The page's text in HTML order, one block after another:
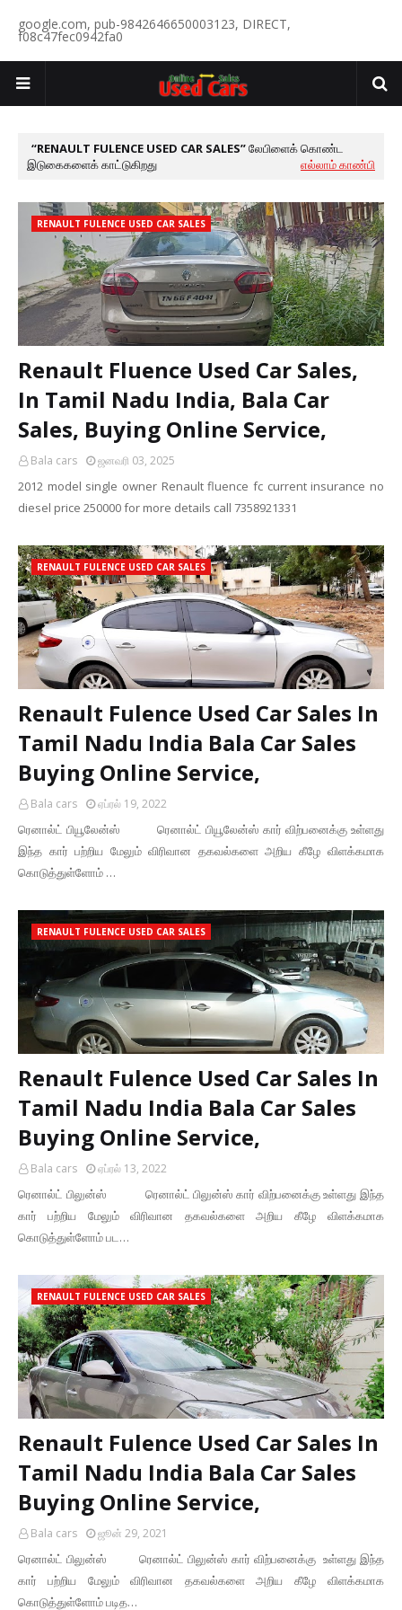
google.com, pub-9842646650003123, DIRECT,
f08c47fec0942fa0
RENAULT FULENCE USED CAR SALES லேபிளைக் கொண்ட
இடுகைகளைக் காட்டுகிறது
எல்லாம் காண்பி
RENAULT FULENCE USED CAR SALES
Renault Fluence Used Car Sales,
In Tamil Nadu India, Bala Car
Sales, Buying Online Service,
Bala cars ஜனவரி 03, 2025
2012 model single owner Renault fluence fc current insurance no
diesel price 250000 for more details call 7358921331
RENAULT FULENCE USED CAR SALES
Renault Fulence Used Car Sales In
Tamil Nadu India Bala Car Sales
Buying Online Service,
Bala cars ஏப்ரல் 19, 2022
ரெனால்ட் பியூலேன்ஸ் ரெனால்ட் பியூலேன்ஸ் கார் விற்பனைக்கு உள்ளது
இந்த கார் பற்றிய மேலும் விரிவான தகவல்களை அறிய கீழே விளக்கமாக
கொடுத்துள்ளோம் …
RENAULT FULENCE USED CAR SALES
Renault Fulence Used Car Sales In
Tamil Nadu India Bala Car Sales
Buying Online Service,
Bala cars ஏப்ரல் 13, 2022
ரெனால்ட் பிலுன்ஸ் ரெனால்ட் பிலுன்ஸ் கார் விற்பனைக்கு உள்ளது இந்த
கார் பற்றிய மேலும் விரிவான தகவல்களை அறிய கீழே விளக்கமாக
கொடுத்துள்ளோம் பட…
RENAULT FULENCE USED CAR SALES
Renault Fulence Used Car Sales In
Tamil Nadu India Bala Car Sales
Buying Online Service,
Bala cars ஜூன் 29, 2021
ரெனால்ட் பிலுன்ஸ் ரெனால்ட் பிலுன்ஸ் கார் விற்பனைக்கு உள்ளது இந்த
கார் பற்றிய மேலும் விரிவான தகவல்களை அறிய கீழே விளக்கமாக
கொடுத்துள்ளோம் படித…